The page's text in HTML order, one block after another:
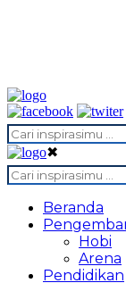
✖
Beranda
Hobi
Arena
Pendidikan